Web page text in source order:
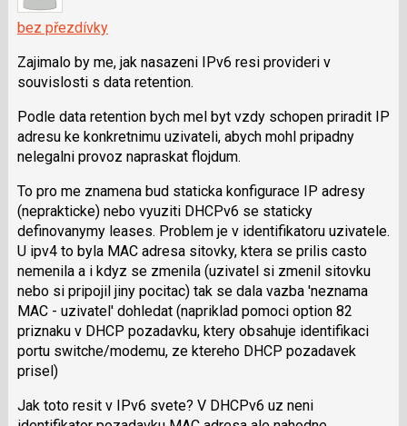
bez přezdívky
Zajimalo by me, jak nasazeni IPv6 resi provideri v
souvislosti s data retention.
Podle data retention bych mel byt vzdy schopen priradit IP
adresu ke konkretnimu uzivateli, abych mohl pripadny
nelegalni provoz napraskat flojdum.
To pro me znamena bud staticka konfigurace IP adresy
(neprakticke) nebo vyuziti DHCPv6 se staticky
definovanymy leases. Problem je v identifikatoru uzivatele.
U ipv4 to byla MAC adresa sitovky, ktera se prilis casto
nemenila a i kdyz se zmenila (uzivatel si zmenil sitovku
nebo si pripojil jiny pocitac) tak se dala vazba 'neznama
MAC - uzivatel' dohledat (napriklad pomoci option 82
priznaku v DHCP pozadavku, ktery obsahuje identifikaci
portu switche/modemu, ze ktereho DHCP pozadavek
prisel)
Jak toto resit v IPv6 svete? V DHCPv6 uz neni